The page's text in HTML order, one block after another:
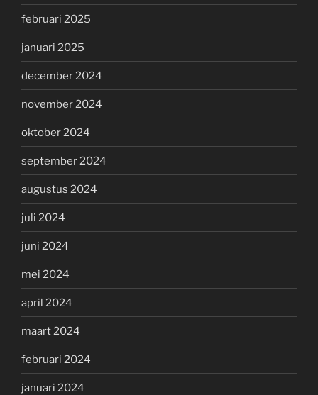
februari 2025
januari 2025
december 2024
november 2024
oktober 2024
september 2024
augustus 2024
juli 2024
juni 2024
mei 2024
april 2024
maart 2024
februari 2024
januari 2024